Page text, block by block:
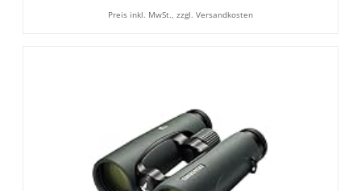
Preis inkl. MwSt., zzgl. Versandkosten